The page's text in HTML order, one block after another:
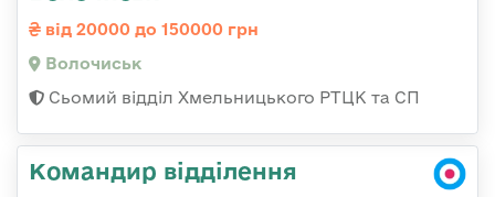
від 20000 до 150000 грн
Волочиськ
Сьомий відділ Хмельницького РТЦК та СП
Командир відділення